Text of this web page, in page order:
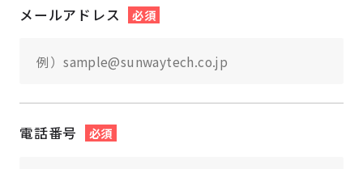
メールアドレス 必須
電話番号 必須